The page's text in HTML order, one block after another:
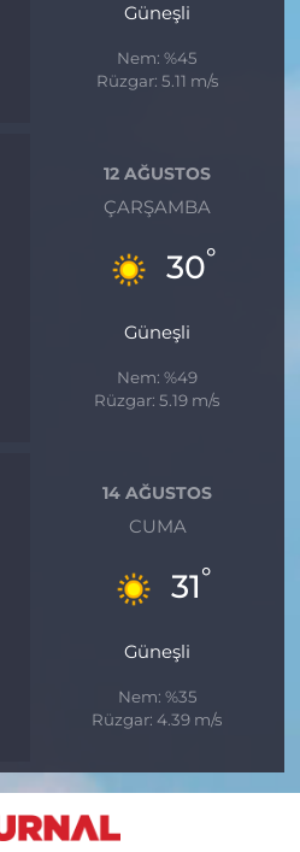
Güneşli
Nem: %45
Rüzgar: 5.11 m/s
12 AĞUSTOS
ÇARŞAMBA
30°
Güneşli
Nem: %49
Rüzgar: 5.19 m/s
14 AĞUSTOS
CUMA
31°
Güneşli
Nem: %35
Rüzgar: 4.39 m/s